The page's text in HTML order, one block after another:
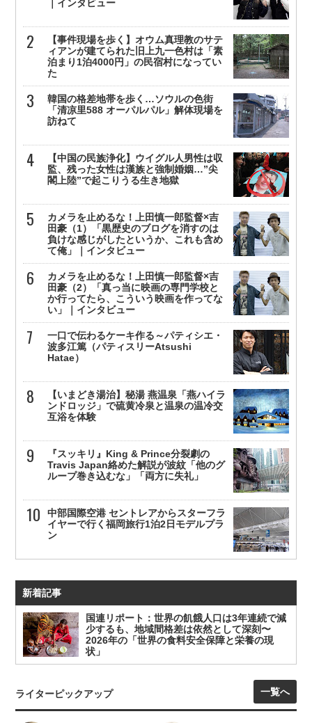
｜インタビュー
【事件現場を歩く】オウム真理教のサテ
ィアンが建てられた旧上九一色村は「素
泊まり1泊4000円」の民宿村になってい
た
韓国の格差地帯を歩く…ソウルの色街
「清凉里588 オーパルパル」解体現場を
訪ねて
【中国の民族浄化】ウイグル人男性は収
監、残った女性は漢族と強制婚姻…”尖
閣上陸”で起こりうる生き地獄
カメラを止めるな！上田慎一郎監督×吉
田豪（1）「黒歴史のブログを消すのは
負けな感じがしたというか、これも含め
て俺」｜インタビュー
カメラを止めるな！上田慎一郎監督×吉
田豪（2）「真っ当に映画の専門学校と
か行ってたら、こういう映画を作ってな
い」｜インタビュー
一口で伝わるケーキ作る～パティシエ・
波多江篤（パティスリーAtsushi
Hatae）
【いまどき湯治】秘湯 燕温泉「燕ハイラ
ンドロッジ」で硫黄冷泉と温泉の温冷交
互浴を体験
『スッキリ』King & Prince分裂劇の
Travis Japan絡めた解説が波紋「他のグ
ループ巻き込むな」「両方に失礼」
中部国際空港 セントレアからスターフラ
イヤーで行く福岡旅行1泊2日モデルプラ
ン
新着記事
国連リポート：世界の飢餓人口は3年連続で減
少するも、地域間格差は依然として深刻〜
2026年の「世界の食料安全保障と栄養の現
状」
ライターピックアップ 一覧へ